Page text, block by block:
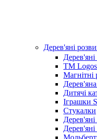
Дерев'яні
TM
Магнітні
Дерев'яна
Дитячі
Іграшки
Стукалки